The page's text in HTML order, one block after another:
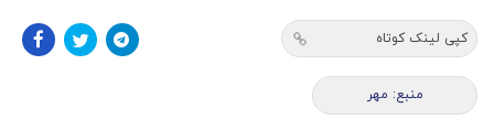
کپی لینک کوتاه
منبع: مهر